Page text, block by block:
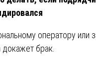
оператору или
докажет брак.